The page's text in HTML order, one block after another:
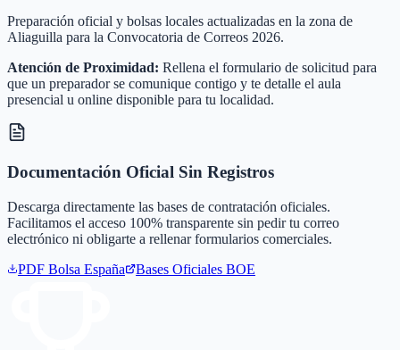
Preparación oficial y bolsas locales actualizadas en la zona de
Aliaguilla para la Convocatoria de Correos 2026.
Atención de Proximidad: Rellena el formulario de solicitud para
que un preparador se comunique contigo y te detalle el aula
presencial u online disponible para tu localidad.
Documentación Oficial Sin Registros
Descarga directamente las bases de contratación oficiales.
Facilitamos el acceso 100% transparente sin pedir tu correo
electrónico ni obligarte a rellenar formularios comerciales.
PDF Bolsa España Bases Oficiales BOE